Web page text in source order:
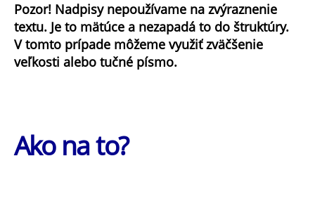
Pozor! Nadpisy nepoužívame na zvýraznenie
textu. Je to mätúce a nezapadá to do štruktúry.
V tomto prípade môžeme využiť zväčšenie
veľkosti alebo tučné písmo.
Ako na to?